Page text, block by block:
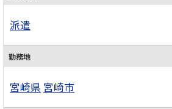
派遣
勤務地
宮崎県 宮崎市